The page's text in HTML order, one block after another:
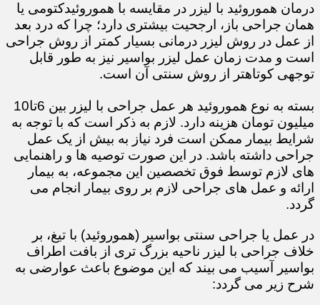
درمان هموروئید با لیزر در مقایسه با هموروئیدکتومی یا
همان جراحی باز، ارجحیت بیشتری دارد؛ چرا که درد بعد
از عمل در روش لیزر درمانی بسیار کمتر از روش جراحی
است و مدت زمان عمل لیزر بواسیر نیز به طور قابل
توجهی کوتاهتر از روش سنتی آن است.
بسته به نوع هموروئید هر عمل جراحی با لیزر بین 6تا10
میلیون تومان هزینه دارد. لازم به ذکر است که با توجه به
شرایط بیمار ممکن است فرد نیاز به بیش از یک عمل
جراحی داشته باشد. در این صورت توصیه ها و راهنمایی
های لازم توسط فوق تخصصین این مجموعه، به بیمار
ارائه و عمل های جراحی لازم بر روی بیمار انجام می
گردد.
در عمل یا جراحی سنتی بواسیر (هموروئید) با تیغ، بر
خلاف جراحی با لیزر ناحیه بزرگ تری از بافت اطراف
بواسیر آسیب می بیند که این موضوع باعث عوارضی به
شرح زیر می گردد: